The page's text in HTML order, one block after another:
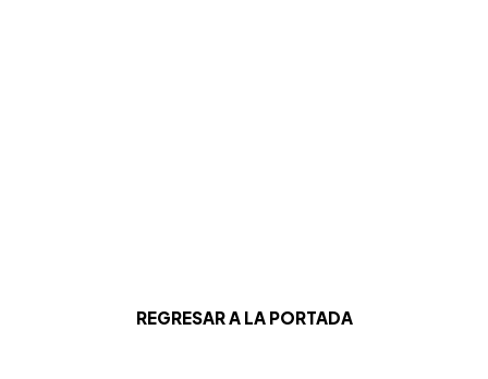
REGRESAR A LA PORTADA